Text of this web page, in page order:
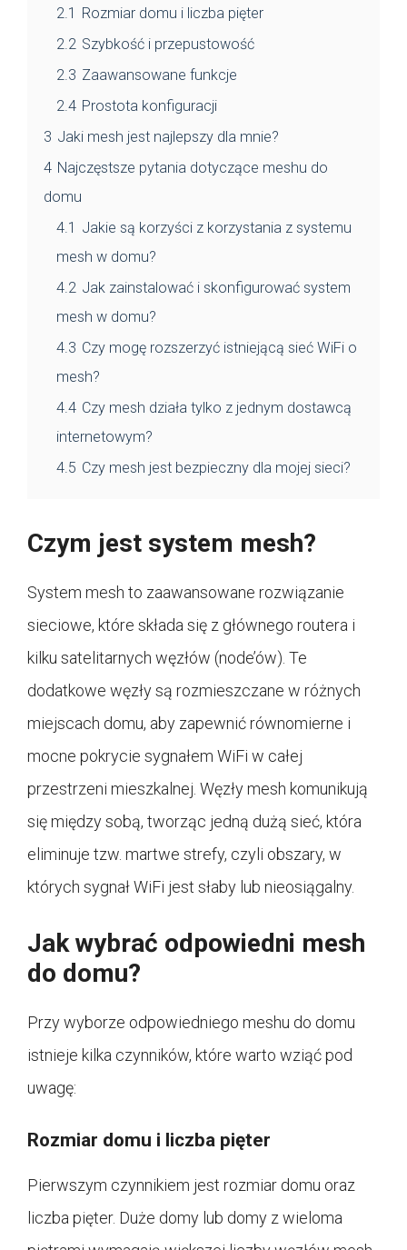
2.1 Rozmiar domu i liczba pięter
2.2 Szybkość i przepustowość
2.3 Zaawansowane funkcje
2.4 Prostota konfiguracji
3 Jaki mesh jest najlepszy dla mnie?
4 Najczęstsze pytania dotyczące meshu do
domu
4.1 Jakie są korzyści z korzystania z systemu
mesh w domu?
4.2 Jak zainstalować i skonfigurować system
mesh w domu?
4.3 Czy mogę rozszerzyć istniejącą sieć WiFi o
mesh?
4.4 Czy mesh działa tylko z jednym dostawcą
internetowym?
4.5 Czy mesh jest bezpieczny dla mojej sieci?
Czym jest system mesh?
System mesh to zaawansowane rozwiązanie
sieciowe, które składa się z głównego routera i
kilku satelitarnych węzłów (node’ów). Te
dodatkowe węzły są rozmieszczane w różnych
miejscach domu, aby zapewnić równomierne i
mocne pokrycie sygnałem WiFi w całej
przestrzeni mieszkalnej. Węzły mesh komunikują
się między sobą, tworząc jedną dużą sieć, która
eliminuje tzw. martwe strefy, czyli obszary, w
których sygnał WiFi jest słaby lub nieosiągalny.
Jak wybrać odpowiedni mesh
do domu?
Przy wyborze odpowiedniego meshu do domu
istnieje kilka czynników, które warto wziąć pod
uwagę:
Rozmiar domu i liczba pięter
Pierwszym czynnikiem jest rozmiar domu oraz
liczba pięter. Duże domy lub domy z wieloma